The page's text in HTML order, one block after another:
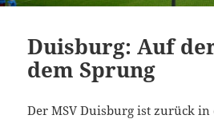
Duisburg: Auf
dem Sprung
Der MSV Duisburg ist zurück in